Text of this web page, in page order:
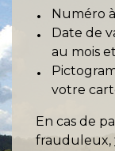
Numéro
Date de
au mois
votre
En cas de
frauduleux,